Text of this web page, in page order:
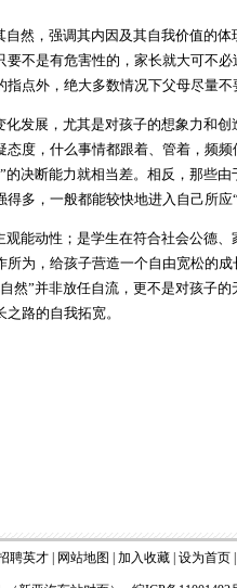
然，强调其内因及其自我价值的
不是有危害性的，家长就大可不
点外，绝大多数情况下父母尽量不
发展，尤其是对孩子的想象力和
度，什么事情都跟着、管着，频
决断能力就相当差。相反，那些
多，一般都能较快地进入自己所应“
能动性；是学生在符合社会公德
为，给孩子营造一个自由宽松的
然”并非放任自流，更不是对孩子
路的自我拓宽。
聘英才| 网站地图 加入收藏| 设为首页|